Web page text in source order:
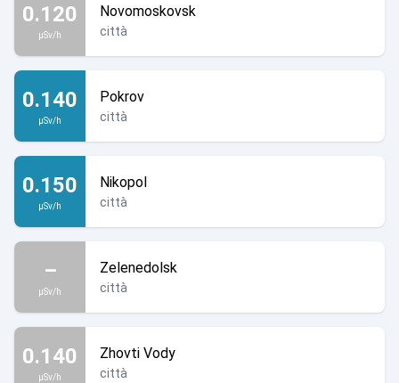
0.120
µSv/h
Novomoskovsk
città
0.140
µSv/h
Pokrov
città
0.150
µSv/h
Nikopol
città
–
µSv/h
Zelenedolsk
città
0.140
µSv/h
Zhovti Vody
città